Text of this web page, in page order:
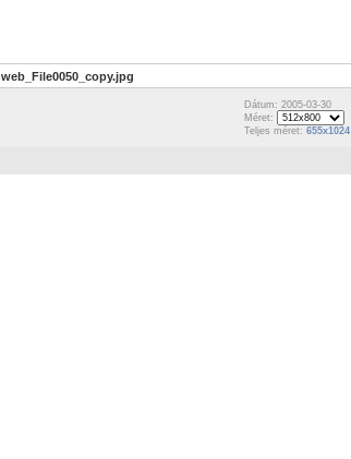
web_File0050_copy.jpg
Dátum: 2005-03-30
Méret:
Teljes méret: 655x1024